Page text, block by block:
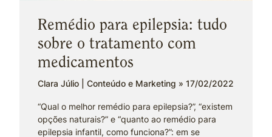
Remédio para epilepsia: tudo
sobre o tratamento com
medicamentos
Clara Júlio | Conteúdo e Marketing 17/02/2022
“Qual o melhor remédio para epilepsia?”, “existem
opções naturais?” e “quanto ao remédio para
epilepsia infantil, como funciona?”: em se